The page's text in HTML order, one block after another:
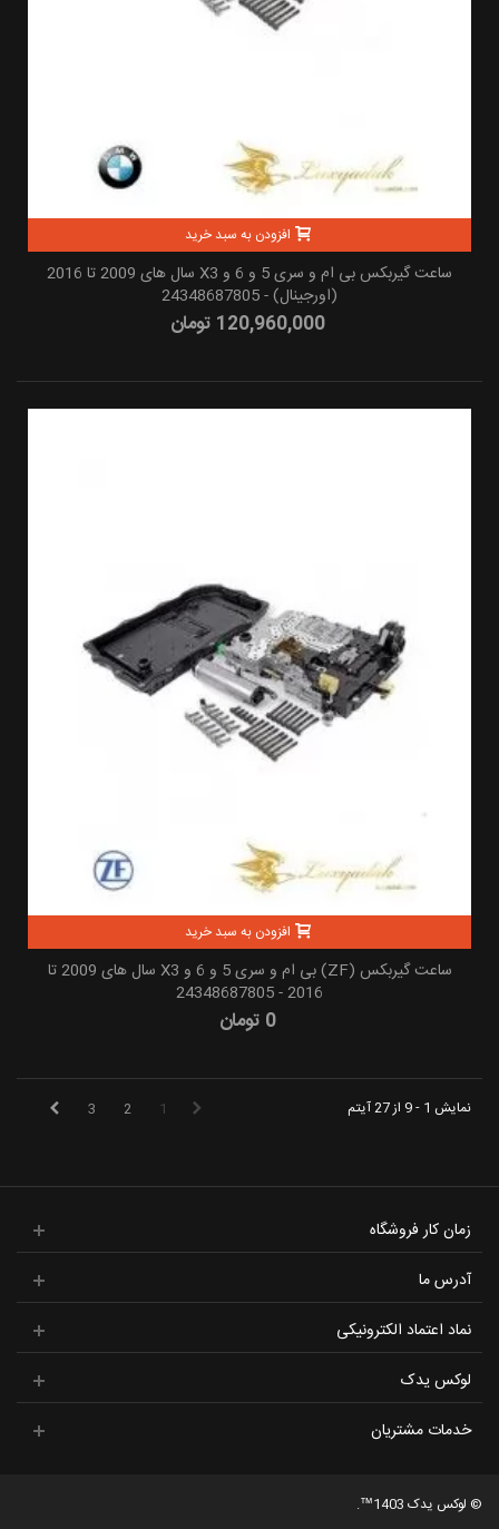
افزودن به سبد خرید
ساعت گیربکس بی ام و سری 5 و 6 و X3 سال های 2009 تا 2016
(اورجینال) - 24348687805
120,960,000 تومان
افزودن به سبد خرید
ساعت گیربکس (ZF) بی ام و سری 5 و 6 و X3 سال های 2009 تا
2016 - 24348687805
0 تومان
1
2
3 نمایش 1 - 9 از 27 آیتم
زمان کار فروشگاه
آدرس ما
نماد اعتماد الکترونیکی
لوکس یدک
خدمات مشتریان
© لوکس یدک 1403™.